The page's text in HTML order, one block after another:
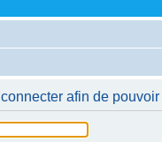
afin de